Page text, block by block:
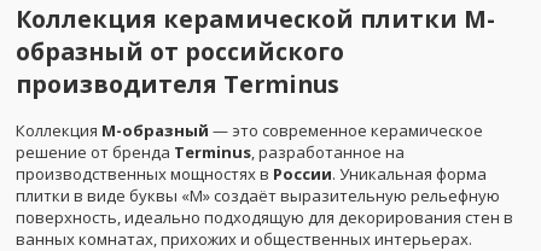
Коллекция керамической плитки М-
образный от российского
производителя Terminus
Коллекция М-образный — это современное керамическое
решение от бренда Terminus, разработанное на
производственных мощностях в России. Уникальная форма
плитки в виде буквы «М» создаёт выразительную рельефную
поверхность, идеально подходящую для декорирования стен в
ванных комнатах, прихожих и общественных интерьерах.